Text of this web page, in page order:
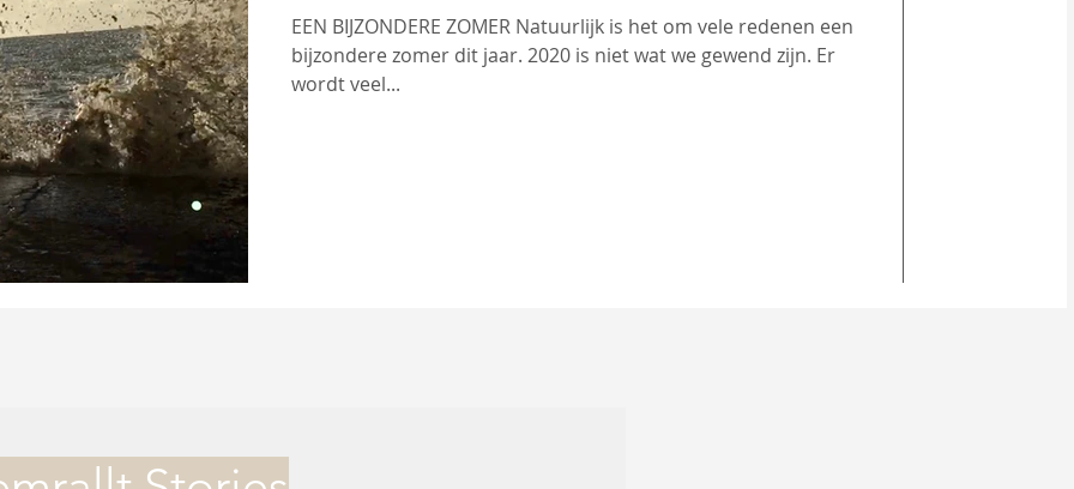
EEN BIJZONDERE ZOMER Natuurlijk is het om vele redenen een
bijzondere zomer dit jaar. 2020 is niet wat we gewend zijn. Er
wordt veel...